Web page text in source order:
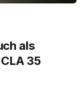
als
35